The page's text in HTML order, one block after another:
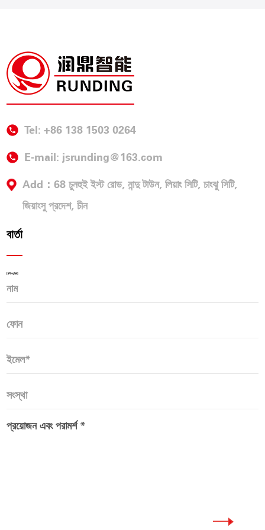
Tel: +86 138 1503 0264
E-mail: jsrunding@163.com
Add：68 চুনহুই ইস্ট রোড, নান্দু টাউন, লিয়াং সিটি, চাংঝু সিটি,
জিয়াংসু প্রদেশ, চীন
বার্তা
[#ইনপুট#]